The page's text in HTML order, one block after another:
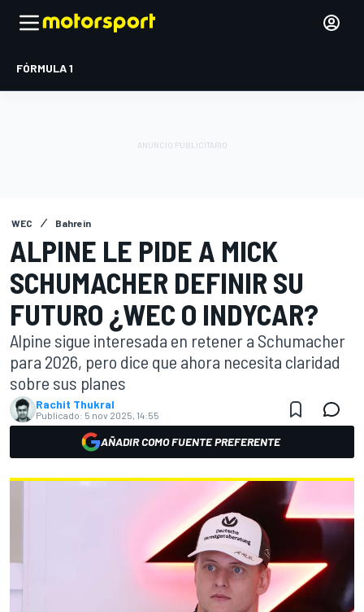
FÓRMULA 1
WEC Bahrein
ALPINE LE PIDE A MICK
SCHUMACHER DEFINIR SU
FUTURO ¿WEC O INDYCAR?
Alpine sigue interesada en retener a Schumacher
para 2026, pero dice que ahora necesita claridad
sobre sus planes
Rachit Thukral
Publicado: 5 nov 2025, 14:55
AÑADIR COMO FUENTE PREFERENTE